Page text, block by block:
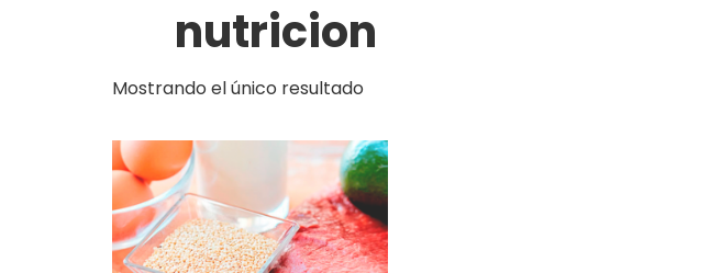
nutricion
Mostrando el único resultado